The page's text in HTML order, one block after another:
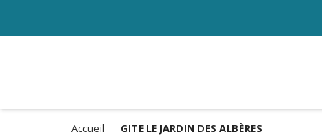
Accueil GITE LE JARDIN DES ALBÈRES